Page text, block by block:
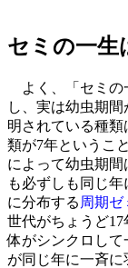
セミの一生
よく、「セミの
し、実は幼虫期
明されている種
類が7年というこ
によって幼虫期間
も必ずしも同じ
に分布する 周期ゼ
世代がちょうど
体がシンクロし
が同じ年に一斉